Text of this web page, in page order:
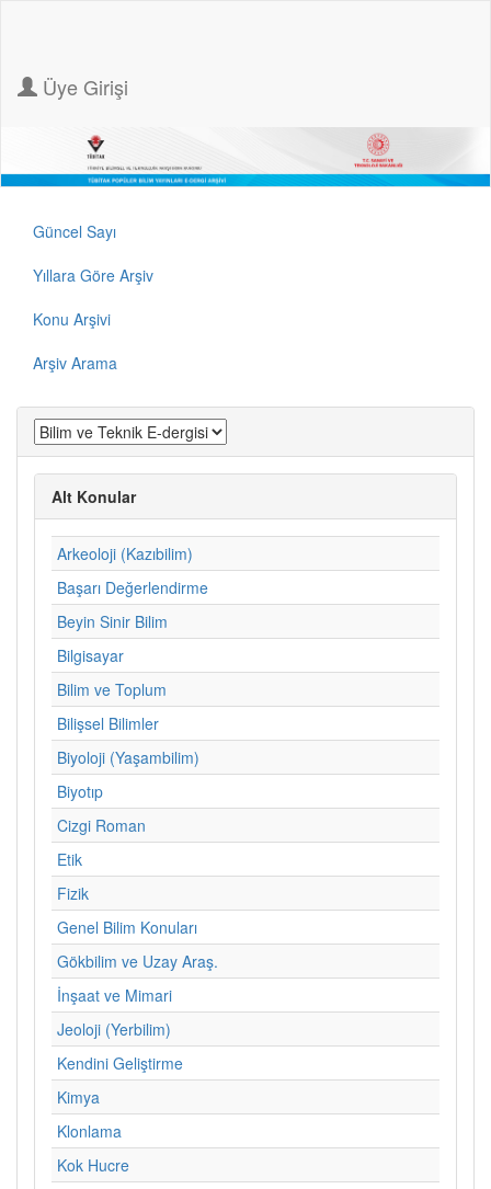
Üye Girişi
Güncel Sayı
Yıllara Göre Arşiv
Konu Arşivi
Arşiv Arama
Alt Konular
Arkeoloji (Kazıbilim)
Başarı Değerlendirme
Beyin Sinir Bilim
Bilgisayar
Bilim ve Toplum
Bilişsel Bilimler
Biyoloji (Yaşambilim)
Biyotıp
Cizgi Roman
Etik
Fizik
Genel Bilim Konuları
Gökbilim ve Uzay Araş.
İnşaat ve Mimari
Jeoloji (Yerbilim)
Kendini Geliştirme
Kimya
Klonlama
Kok Hucre